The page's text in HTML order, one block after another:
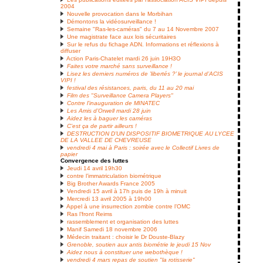
2004
Nouvelle provocation dans le Morbihan
Démontons la vidéosurveillance !
Semaine "Ras-les-caméras" du 7 au 14 Novembre 2007
Une magistrate face aux lois sécuritaires
Sur le refus du fichage ADN. Informations et réflexions à
diffuser
Action Paris-Chatelet mardi 26 juin 19H3O
Faites votre marché sans surveillance !
Lisez les derniers numéros de ’libertés ?’ le journal d’ACIS
VIPI !
festival des résistances, paris, du 11 au 20 mai
Film des "Surveillance Camera Players"
Contre l’inauguration de MINATEC
Les Amis d’Orwell mardi 28 juin
Aidez les à baguer les caméras
C’est ça de partir ailleurs !
DESTRUCTION D’UN DISPOSITIF BIOMETRIQUE AU LYCEE
DE LA VALLEE DE CHEVREUSE
vendredi 4 mai à Paris : soirée avec le Collectif Livres de
papier
Convergence des luttes
Jeudi 14 avril 19h30
contre l’immatriculation biométrique
Big Brother Awards France 2005
Vendredi 15 avril à 17h puis de 19h à minuit
Mercredi 13 avril 2005 à 19h00
Appel à une insurrection zombie contre l’OMC
Ras l’front Reims
rassemblement et organisation des luttes
Manif Samedi 18 novembre 2006
Médecin traitant : choisir le Dr Douste-Blazy
Grenoble, soutien aux antis biométrie le jeudi 15 Nov
Aidez nous à constituer une webothèque !
vendredi 4 mars repas de soutien "la rotisserie"